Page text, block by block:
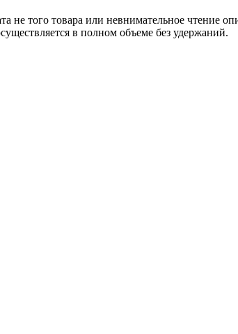
того товара или невнимательное чтение
в полном объеме без удержаний.